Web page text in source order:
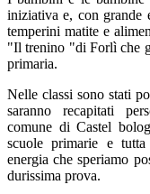
iniziativa e, con grande
temperini matite e
"Il trenino "di Forlì che
primaria.
Nelle classi sono stati
saranno recapitati
comune di Castel
scuole primarie e
energia che speriamo
durissima prova.